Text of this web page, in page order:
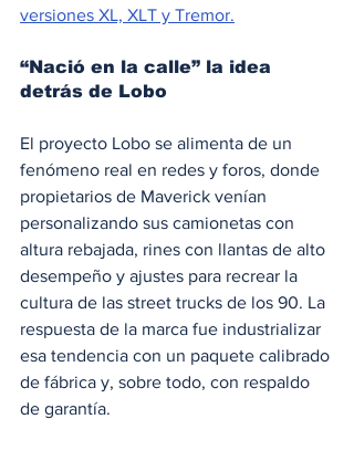
versiones XL, XLT y Tremor.
“Nació en la calle” la idea
detrás de Lobo
El proyecto Lobo se alimenta de un
fenómeno real en redes y foros, donde
propietarios de Maverick venían
personalizando sus camionetas con
altura rebajada, rines con llantas de alto
desempeño y ajustes para recrear la
cultura de las street trucks de los 90. La
respuesta de la marca fue industrializar
esa tendencia con un paquete calibrado
de fábrica y, sobre todo, con respaldo
de garantía.